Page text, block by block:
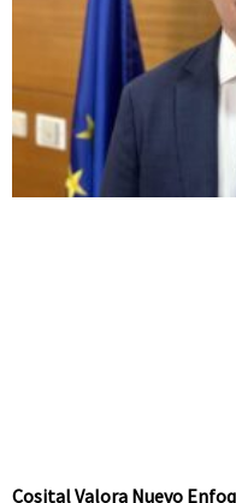
Cosital Valora Nuevo